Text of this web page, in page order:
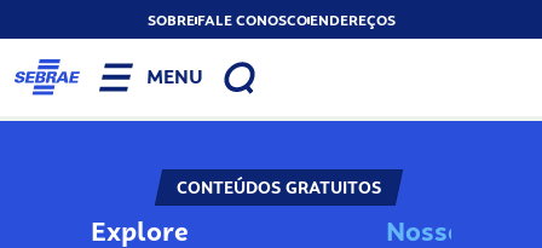
SOBREFALE CONOSCOENDEREÇOS
MENU
CONTEÚDOS GRATUITOS
Explore Noss